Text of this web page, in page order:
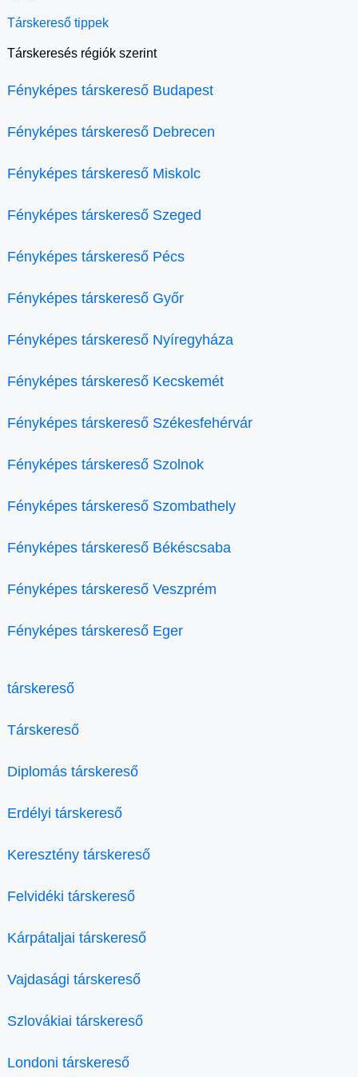
Társkereső tippek
Társkeresés régiók szerint
Fényképes társkereső Budapest
Fényképes társkereső Debrecen
Fényképes társkereső Miskolc
Fényképes társkereső Szeged
Fényképes társkereső Pécs
Fényképes társkereső Győr
Fényképes társkereső Nyíregyháza
Fényképes társkereső Kecskemét
Fényképes társkereső Székesfehérvár
Fényképes társkereső Szolnok
Fényképes társkereső Szombathely
Fényképes társkereső Békéscsaba
Fényképes társkereső Veszprém
Fényképes társkereső Eger
társkereső
Társkereső
Diplomás társkereső
Erdélyi társkereső
Keresztény társkereső
Felvidéki társkereső
Kárpátaljai társkereső
Vajdasági társkereső
Szlovákiai társkereső
Londoni társkereső